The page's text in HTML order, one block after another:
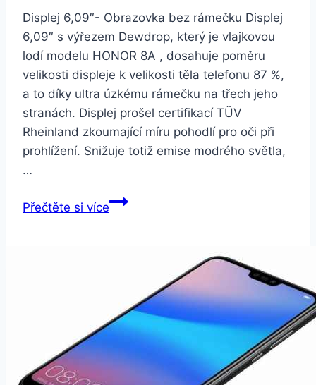
Displej 6,09″- Obrazovka bez rámečku Displej
6,09″ s výřezem Dewdrop, který je vlajkovou
lodí modelu HONOR 8A , dosahuje poměru
velikosti displeje k velikosti těla telefonu 87 %,
a to díky ultra úzkému rámečku na třech jeho
stranách. Displej prošel certifikací TÜV
Rheinland zkoumající míru pohodlí pro oči při
prohlížení. Snižuje totiž emise modrého světla,
…
Přečtěte si víceHonor
černý
(51093JCJ)